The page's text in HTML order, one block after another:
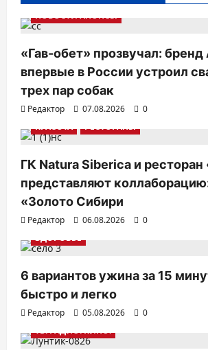
НОВОСТИ АНОНСЫ
«Гав-обет» прозвучал: бренд
впервые в России устроил
трех пар собак
Редактор 07.08.2026
0
КРАСОТА
РЕСТОРАНЫ
ГК Natura Siberica и ресторан
представляют
«Золото Сибири
Редактор 06.08.2026
0
ЗДОРОВЬЕ
6 вариантов ужина за 15
быстро и легко
Редактор 05.08.2026
0
ТВ. РАДИО. КИНО.